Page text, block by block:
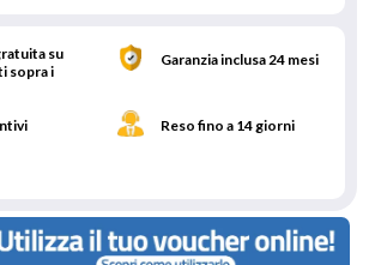
su
sopra i
Garanzia inclusa 24 mesi
Reso fino a 14 giorni